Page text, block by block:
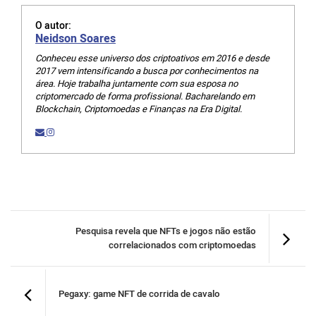
O autor:
Neidson Soares
Conheceu esse universo dos criptoativos em 2016 e desde
2017 vem intensificando a busca por conhecimentos na
área. Hoje trabalha juntamente com sua esposa no
criptomercado de forma profissional. Bacharelando em
Blockchain, Criptomoedas e Finanças na Era Digital.
Pesquisa revela que NFTs e jogos não estão
correlacionados com criptomoedas
Pegaxy: game NFT de corrida de cavalo